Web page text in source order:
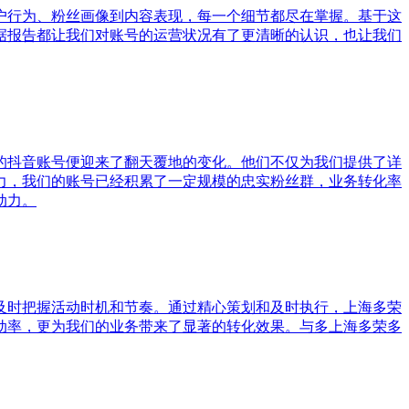
为、粉丝画像到内容表现，每一个细节都尽在掌握。基于这
告都让我们对账号的运营状况有了更清晰的认识，也让我们
音账号便迎来了翻天覆地的变化。他们不仅为我们提供了详
我们的账号已经积累了一定规模的忠实粉丝群，业务转化率
。
把握活动时机和节奏。通过精心策划和及时执行，上海多荣
，更为我们的业务带来了显著的转化效果。与多上海多荣多